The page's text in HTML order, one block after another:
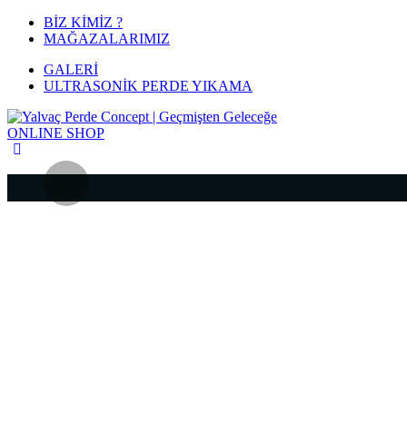
BİZ KİMİZ ?
MAĞAZALARIMIZ
GALERİ
ULTRASONİK PERDE YIKAMA
ONLINE SHOP